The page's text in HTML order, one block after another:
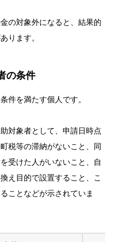
の対象外になると、結果的
ります。
の条件
件を満たす個人です。
対象者として、申請日時点
税等の滞納がないこと、同
受けた人がいないこと、自
え目的で設置すること、こ
ことなどが示されていま